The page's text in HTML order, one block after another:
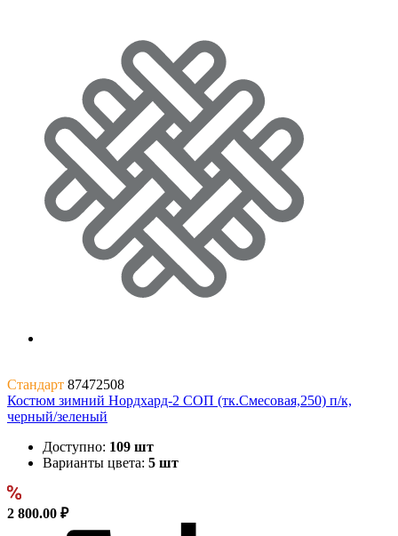
Стандарт 87472508
Костюм зимний Нордхард-2 СОП (тк.Смесовая,250) п/к,
черный/зеленый
Доступно: 109 шт
Варианты цвета: 5 шт
2 800.00 ₽